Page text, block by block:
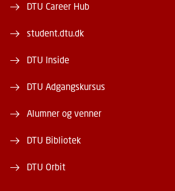
DTU Career Hub
student.dtu.dk
DTU Inside
DTU Adgangskursus
Alumner og venner
DTU Bibliotek
DTU Orbit